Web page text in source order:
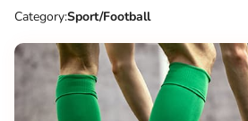
Category:Sport/Football